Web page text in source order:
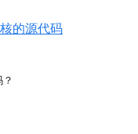
的源代码